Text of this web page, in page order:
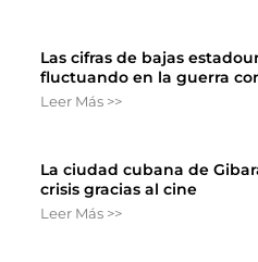
Las cifras de bajas
fluctuando en la guerra
Leer Más >>
La ciudad cubana de
crisis gracias al cine
Leer Más >>